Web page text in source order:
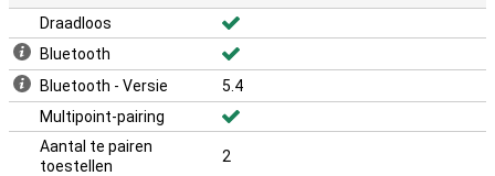
Draadloos
Bluetooth
Bluetooth - Versie
5.4
Multipoint-pairing
Aantal te pairen
toestellen
2